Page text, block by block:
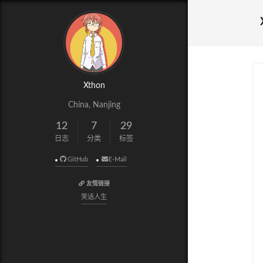
Xthon
China, Nanjing
12
日志
7
分类
29
标签
GitHub E-Mail
友情链接
笑话人生